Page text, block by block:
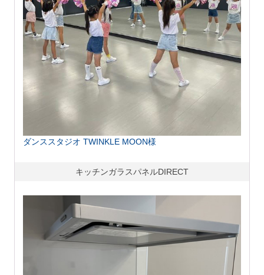
ダンススタジオ TWINKLE MOON様
キッチンガラスパネルDIRECT